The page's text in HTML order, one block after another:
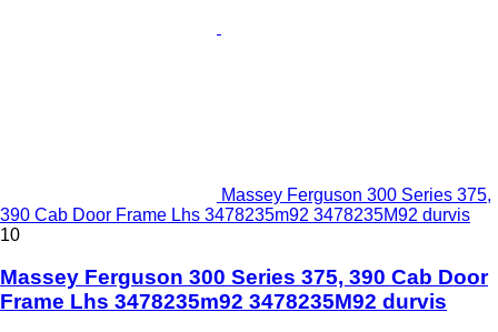
Massey Ferguson 300 Series 375,
390 Cab Door Frame Lhs 3478235m92 3478235M92 durvis
10
Massey Ferguson 300 Series 375, 390 Cab Door
Frame Lhs 3478235m92 3478235M92 durvis